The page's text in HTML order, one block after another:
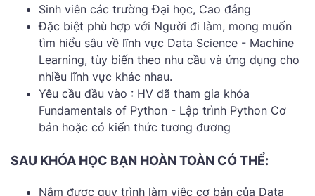
Sinh viên các trường Đại học, Cao đẳng
Đặc biệt phù hợp với Người đi làm, mong muốn
tìm hiểu sâu về lĩnh vực Data Science - Machine
Learning, tùy biến theo nhu cầu và ứng dụng cho
nhiều lĩnh vực khác nhau.
Yêu cầu đầu vào : HV đã tham gia khóa
Fundamentals of Python - Lập trình Python Cơ
bản hoặc có kiến thức tương đương
SAU KHÓA HỌC BẠN HOÀN TOÀN CÓ THỂ:
Nắm được quy trình làm việc cơ bản của Data